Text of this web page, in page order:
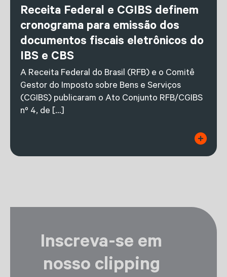
Receita Federal e CGIBS definem
cronograma para emissão dos
documentos fiscais eletrônicos do
IBS e CBS
A Receita Federal do Brasil (RFB) e o Comitê
Gestor do Imposto sobre Bens e Serviços
(CGIBS) publicaram o Ato Conjunto RFB/CGIBS
nº 4, de […]
Inscreva-se em
nosso clipping